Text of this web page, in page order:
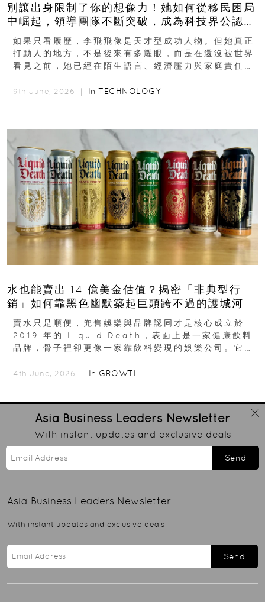
別讓出身限制了你的想像力！她如何從移民困局
中崛起，領導團隊不斷突破，成為科技界公認的
「教母」？
如果只看履歷，李飛飛像是天才型成功人物。但她真正
打動人的地方，不是後來有多耀眼，而是在還沒被世界
看見之前，她已經在陌生語言、經濟壓力與家庭責任之
西...
9th June, 2026 ｜ In TECHNOLOGY
水也能賣出 14 億美金估值？揭密「非典型行
銷」如何靠黑色幽默築起巨頭跨不過的護城河
賣水只是順便，兜售娛樂與品牌認同才是核心成立於
2019 年的 Liquid Death，表面上是一家健康飲料
品牌，骨子裡卻更像一家靠飲料變現的娛樂公司。它最
4th June, 2026 ｜ In GROWTH
Asia Business Leaders Newsletter
With instant updates and exclusive deals
Send
Asia Business Leaders Newsletter
With instant updates and exclusive deals
Send